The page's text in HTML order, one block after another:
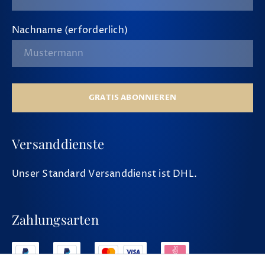
Nachname (erforderlich)
GRATIS ABONNIEREN
Versanddienste
Unser Standard Versanddienst ist DHL.
Zahlungsarten